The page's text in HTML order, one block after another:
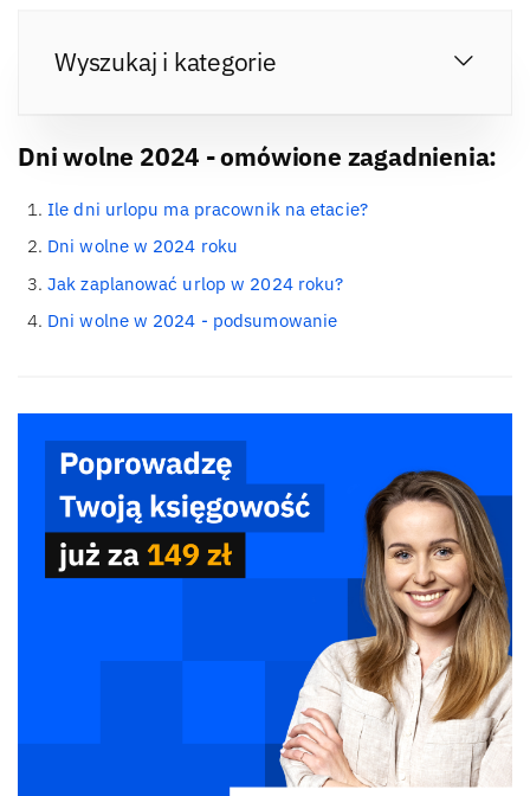
Wyszukaj i kategorie
Dni wolne 2024 - omówione zagadnienia:
Ile dni urlopu ma pracownik na etacie?
Dni wolne w 2024 roku
Jak zaplanować urlop w 2024 roku?
Dni wolne w 2024 - podsumowanie